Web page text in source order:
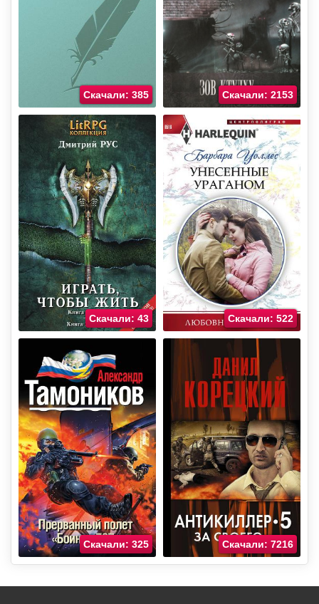
Скачали: 385 Скачали: 2153
Скачали: 43 Скачали: 522
Скачали: 325 Скачали: 7216